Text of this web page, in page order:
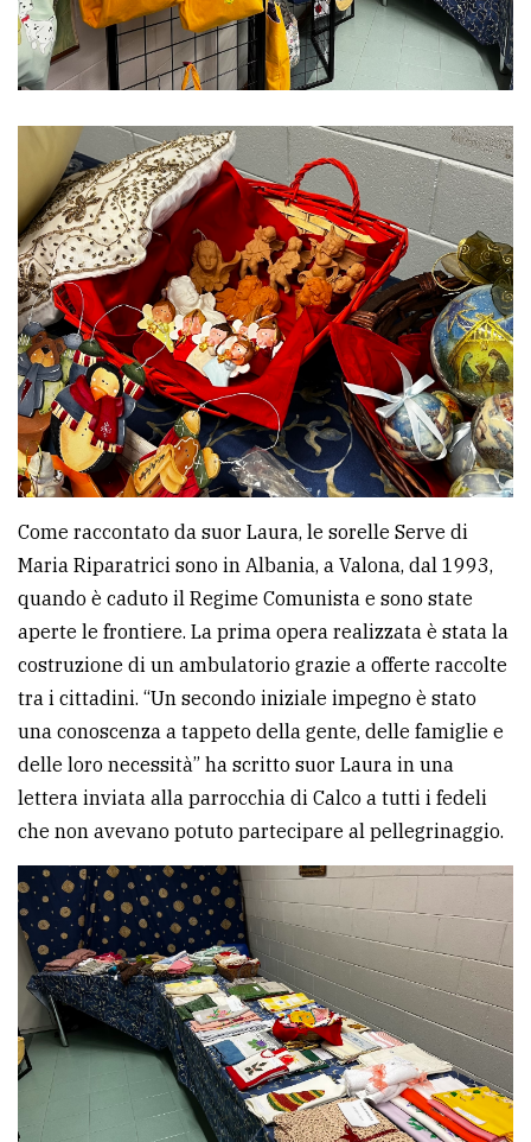
Come raccontato da suor Laura, le sorelle Serve di
Maria Riparatrici sono in Albania, a Valona, dal 1993,
quando è caduto il Regime Comunista e sono state
aperte le frontiere. La prima opera realizzata è stata la
costruzione di un ambulatorio grazie a offerte raccolte
tra i cittadini. “Un secondo iniziale impegno è stato
una conoscenza a tappeto della gente, delle famiglie e
delle loro necessità” ha scritto suor Laura in una
lettera inviata alla parrocchia di Calco a tutti i fedeli
che non avevano potuto partecipare al pellegrinaggio.